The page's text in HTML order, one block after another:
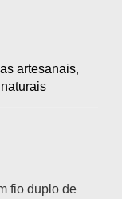
artesanais,
fio duplo de